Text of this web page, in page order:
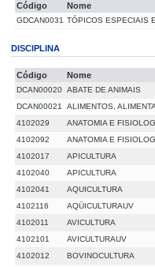
Código Nome
GDCAN0031 TÓPICOS ESPECIAIS
DISCIPLINA
Código Nome
DCAN00020 ABATE DE ANIMAIS
DCAN00021
ALIMENTOS,
4102029
ANATOMIA E
4102092
ANATOMIA E
4102017
APICULTURA
4102040
APICULTURA
4102041
AQUICULTURA
4102116
AQÜICULTURAUV
4102011
AVICULTURA
4102101
AVICULTURAUV
4102012
BOVINOCULTURA